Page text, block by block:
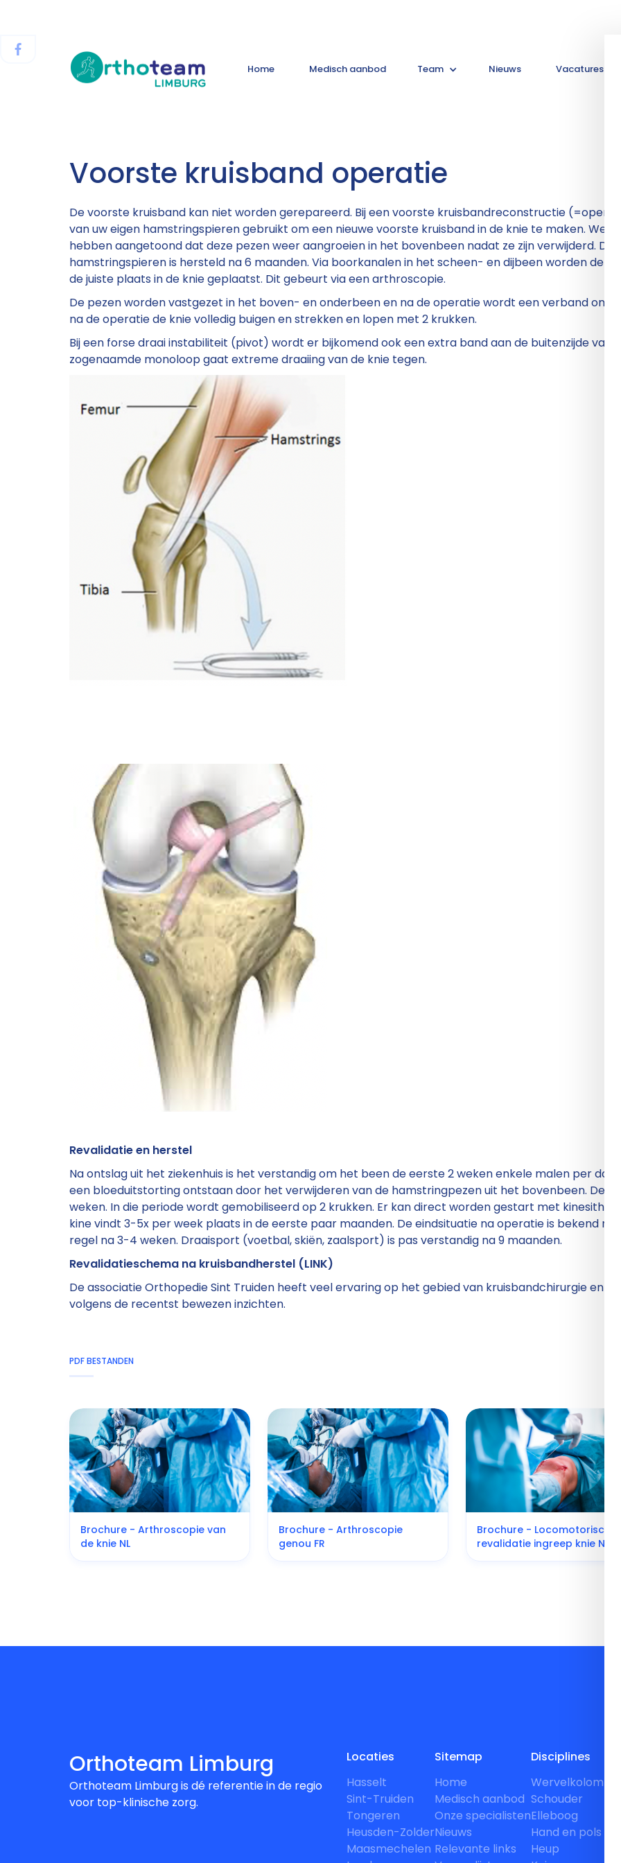
Home Medisch aanbod Team Nieuws Vacatures
Voorste kruisband operatie
De voorste kruisband kan niet worden gerepareerd. Bij een voorste kruisbandreconstructie
van uw eigen hamstringspieren gebruikt om een nieuwe voorste kruisband in de knie te maken.
hebben aangetoond dat deze pezen weer aangroeien in het bovenbeen nadat ze zijn verwijderd. De
hamstringspieren is hersteld na 6 maanden. Via boorkanalen in het scheen- en dijbeen worden de
de juiste plaats in de knie geplaatst. Dit gebeurt via een arthroscopie.
De pezen worden vastgezet in het boven- en onderbeen en na de operatie wordt een verband om de
na de operatie de knie volledig buigen en strekken en lopen met 2 krukken.
Bij een forse draai instabiliteit (pivot) wordt er bijkomend ook een extra band aan de buitenzijde van
zogenaamde monoloop gaat extreme draaiing van de knie tegen.
Revalidatie en herstel
Na ontslag uit het ziekenhuis is het verstandig om het been de eerste 2 weken enkele malen per dag
een bloeduitstorting ontstaan door het verwijderen van de hamstringpezen uit het bovenbeen. De
weken. In die periode wordt gemobiliseerd op 2 krukken. Er kan direct worden gestart met
kine vindt 3-5x per week plaats in de eerste paar maanden. De eindsituatie na operatie is bekend na 1
regel na 3-4 weken. Draaisport (voetbal, skiën, zaalsport) is pas verstandig na 9 maanden.
Revalidatieschema na kruisbandherstel (LINK)
De associatie Orthopedie Sint Truiden heeft veel ervaring op het gebied van kruisbandchirurgie en
volgens de recentst bewezen inzichten.
PDF BESTANDEN
Brochure - Arthroscopie van
de knie NL
Brochure - Arthroscopie
genou FR
Brochure - Locomotorische
revalidatie ingreep knie NL
Orthoteam Limburg
Orthoteam Limburg is dé referentie in de regio
voor top-klinische zorg.
Locaties
Hasselt
Sint-Truiden
Tongeren
Heusden-Zolder
Maasmechelen
Sitemap
Home
Medisch aanbod
Onze specialisten
Nieuws
Relevante links
Disciplines
Wervelkolom
Schouder
Elleboog
Hand en pols
Heup